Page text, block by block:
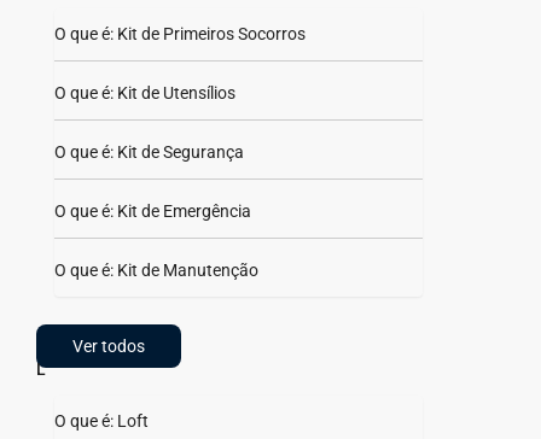
O que é: Kit de Primeiros Socorros
O que é: Kit de Utensílios
O que é: Kit de Segurança
O que é: Kit de Emergência
O que é: Kit de Manutenção
Ver todos
L
O que é: Loft